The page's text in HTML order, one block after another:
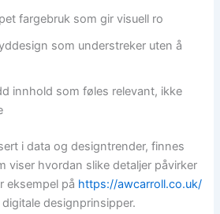
fargebruk som gir visuell ro
som understreker uten å
innhold som føles relevant, ikke
i data og designtrender, finnes
viser hvordan slike detaljer påvirker
eksempel på https://awcarroll.co.uk/
designprinsipper.